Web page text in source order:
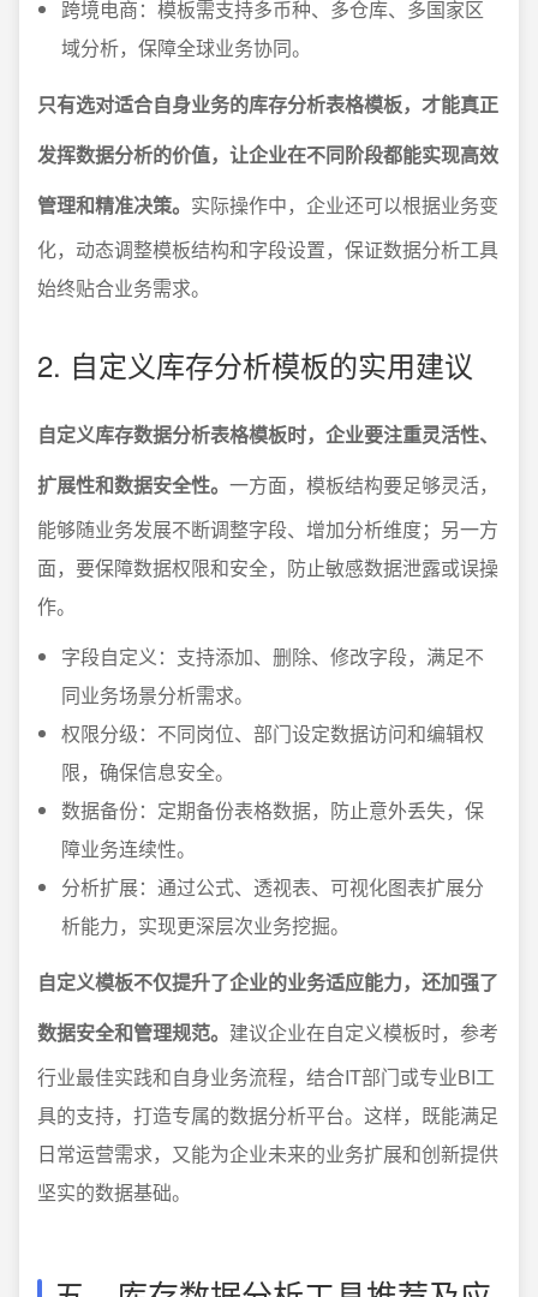
跨境电商：模板需支持多币种、多仓库、多国家区
域分析，保障全球业务协同。
只有选对适合自身业务的库存分析表格模板，才能真正
发挥数据分析的价值，让企业在不同阶段都能实现高效
管理和精准决策。 实际操作中，企业还可以根据业务变
化，动态调整模板结构和字段设置，保证数据分析工具
始终贴合业务需求。
2. 自定义库存分析模板的实用建议
自定义库存数据分析表格模板时，企业要注重灵活性、
扩展性和数据安全性。 一方面，模板结构要足够灵活，
能够随业务发展不断调整字段、增加分析维度；另一方
面，要保障数据权限和安全，防止敏感数据泄露或误操
作。
字段自定义：支持添加、删除、修改字段，满足不
同业务场景分析需求。
权限分级：不同岗位、部门设定数据访问和编辑权
限，确保信息安全。
数据备份：定期备份表格数据，防止意外丢失，保
障业务连续性。
分析扩展：通过公式、透视表、可视化图表扩展分
析能力，实现更深层次业务挖掘。
自定义模板不仅提升了企业的业务适应能力，还加强了
数据安全和管理规范。 建议企业在自定义模板时，参考
行业最佳实践和自身业务流程，结合IT部门或专业BI工
具的支持，打造专属的数据分析平台。这样，既能满足
日常运营需求，又能为企业未来的业务扩展和创新提供
坚实的数据基础。